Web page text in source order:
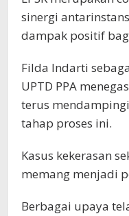
sinergi
dampak positif
Filda Indarti
UPTD PPA
terus
tahap proses ini.
Kasus kekerasan
memang menjadi
Berbagai upaya